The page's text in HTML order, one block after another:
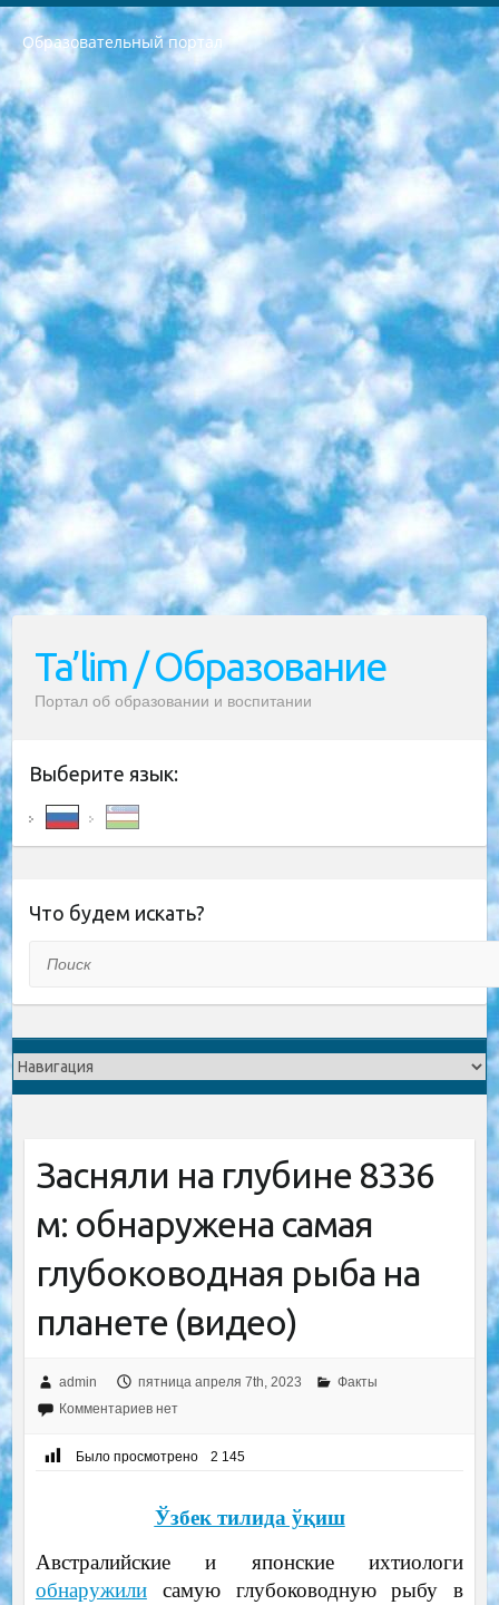
Образовательный портал
РЕСПУБЛИКА УЗБЕКИСТАН МИНИСТРЕРСТВО ДОШКОЛЬНОГО И ШКОЛЬНОГО ОБРАЗОВАНИЯ КОМАНДА в общеобразовательных учреждениях в 2023-2024 учебном году организация и проведение итоговой государственной аттестации обучающихся о Министра дошкольного и школьного образования Республики Узбекистан от 4 марта 2008 года (постановлением Минюста от 20 марта 2008 года № 1778 государственной регистрации) «Итоговое состояние учащихся общего среднего образования на основании положения об утверждении положения об аттестации общего среднего образования выпускной экзамен студентов в образовательных учреждениях в 2023-2024 учебном году В целях организации и прохождения аттестации приказываю: 1. Следующее: перечень предметов, по которым будет проводиться итоговая государственная аттестация и экзамен формы перевода согласно приложению 1; сертификаты международного образца, оценивающие уровень владения иностранными языками перечень согласно приложению 2; 2. Педагогический при специализированных образовательных учреждениях. научно-практический центр квалификации и международной оценки (Д.Давидова) 2024 г. До 25 марта: задания по предметам, по которым будет проводиться итоговая аттестация разработка и утверждение технических условий; итоговая аттестация на основании разработанного предметного задания разработка вопросов по предметам (устно и письменно), экзамен передача; общеобразовательные средние школы и специальные учебные заведения учащиеся выпускных классов школ и интернатов в агентской системе подготовка базы данных экзаменационных материалов и критериев оценки; перевод базы экзаменационных материалов на все языки обучения подать в Республиканский образовательный центр для изготовления; варианты экзаменов на основе разработанных контрольных материалов пусть будут поставлены задачи формирования. 3. Республиканский образовательный центр (Ш.Худайкулов) до 5 апреля 2024 года. до: база данных предоставленных экзаменационных материалов на все языки обучения перевод и экспертиза; для слепых, слабовидящих, глухих, слабослышащих и умственно отсталых детей учащиеся выпускных классов специализированных школ и школ-интернатов база данных экзаменационных материалов на всех преподаваемых языках подготовка критериев оценки; специализированные школы для умственно отсталых детей и технологии для учащихся выпускных классов школ-интернатов разработка соответствующих рекомендаций и критериев проведения ЕГЭ по естествознанию давать задания. 4. Педагогический при специализированных образовательных учреждениях. Научно-практический центр навыков и международной оценки (Д.Давидова), Республика образовательный центр (Худайкулов Ш.) итоговый государственный аттестационный экзамен ориентирован на творческое и логическое мышление при подготовке базы материалов учитывать введение заданий. 5. Следует отметить, что: сертификат государственного образца о знании общеобразовательного предмета и как минимум национальный уровень B1 по предметам на иностранных языках, указанным в Приложении 2. или международно признанный сертификат эквивалентного уровня студенты, изучающие определенный предмет, освобождаются от экзамена; по соответствующим предметам запланирована итоговая государственная аттестация за день до дня, путем жеребьевки Рабочей группой (в письменной форме по предметам, проводимым в форме) из числа сформированных вариантов выбрано 2 варианта; 2 выбранных варианта экзамена анонсированы на официальном сайте министерства и все выпускники по всей стране на основе этих вариантов проводит итоговую государственную аттестацию. 6. Государственное образование учащихся средних общеобразовательных учреждений. знания в соответствии с квалификационными требованиями, которые необходимо приобрести на основании стандартов итоговый (выпускной) контроль для 9 и 11 классов в целях тестирования Экзамены (далее – экзамены) состоят из предметов, перечисленных в приложении 1. будет сделано. 7. Экзамены пройдут с 26 мая по 15 июня 2024 г. (кроме науки физического воспитания). 8. Физическая для учащихся 9 классов общесредних образовательных учреждений. Экзамены по предмету «Образование, квалификация медицина» 1-6 мая 2024 года. сотрудники перевести под присмотр (с отклонениями в физическом или умственном развитии) специализированная школа для детей, школы-интернаты и со сколиозом школы-интернаты санаторного типа для больных детей исключены). 9. Он был слепым, слабовидящим и имел нарушения опорно-двигательного аппарата. экзамены в специализированных школах и интернатах для детей должны проводиться исходя из требований, предъявляемых к общеобразовательным учреждениям (физкультура кроме науки). 10. Специализированная школа для глухих и слабослышащих детей. и экзамены в интернатах и быть реализован в виде письменного теста по математике. 11. Специальность для умственно отсталых детей. Для 9 класса Родной язык и литературное письмо Государственный язык (язык обучения – узбекский). для неклассов) написано Математическое письмо Письменная/устная история Узбекистана Физическое воспитание практично Итоговый контроль Для 11 класса Написание родного языка и литературы (эссе) Математическое письмо Узбекский язык (обучение на узбекском языке) не посещающее общее среднее образование для учреждений)/Образовательное учреждение выбор письменный и устный Иностранный язык письменный/устный Письменная/устная история Узбекистана *По выбору студента:  Химия  Физика  Основы государственного права  География 10 бесплатных образовательных ресурсов - Мы составили подборку онлайн-проектов с интерактивными упражнениями, видеолекциями и статьями. Они помогут вам обрести новые и освежить старые знания бесплатно. 1. «ИНТУИТ» Старейшая образовательная площадка Рунета. Здесь вы найдёте сотни текстовых и видеокурсов на десятки различных тем — от программирования до психологии. Многие курсы подготовлены российскими университетами и крупными международными компаниями вроде Intel и Microsoft. Самостоятельное обучение бесплатное, но желающие могут оплатить услуги персональных наставников. 2. «Смартия» знакомит с актуальными профессиями и подсказывает, как им обучаться. Выбрав заинтересовавшую вас специальность — SMM-специалист, фотограф, веб-дизайнер или другую, — увидите список необходимых для неё умений. Чтобы вы могли освоить их самостоятельно, для каждого умения площадка отображает подборку ссылок на учебные материалы. Хотя «Смартия» ориентируется на русскоязычную аудиторию, часть контента всё же доступна только на английском. 3. «Лекторий Физтеха» Проект Московского физико-технического института (Физтеха). С его помощью вы можете смотреть онлайн серии лекций, записанные на видео в этом вузе. В числе доступных предметов — физика, биология, химия, информационные технологии и другие. К некоторым лекциям администрация ресурса прилагает готовые конспекты, которые можно скачивать в PDF-формате. 4. ITMOcourses Онлайн-площадка Санкт-Петербургского национального исследовательского университета информационных технологий, механики и оптики (ИТМО). Ресурс предоставляет свободный доступ к курсам, разработанным в этом вузе. Каталог материалов разбит на четыре категории: «Оптические системы и технологии», «Приборостроение и робототехника», «Информационные технологии» и «Биотехнологии». Курсы состоят из видеолекций, интерактивных демонстраций и заданий. 5. «КиберЛенинка» Электронная научная библиотека открытого доступа. Каталог площадки регулярно обрастает текстами статей из различных научных изданий. Сгруппированные по журналам и рубрикам публикации можно читать онлайн или скачивать целиком в PDF-формате. Проект нацелен на популяризацию науки за счёт открытого доступа к качественной информации. 6. «ПостНаука» На этом ресурсе публикуют подборки видеолекций, составленные экспертами из разных отраслей и объединённые общими темами. Среди них, к примеру, есть серии «Биоинформатика и геномика», «Культура средневековой Скандинавии» и Cinema Studies о теории кино. Каждая подборка лекций — логически связанная история, рассказанная экспертом от первого лица. Кроме того, на сайте появляются научно-образовательные статьи и тесты на разные темы. 7. «Newочём» Команда проекта «Newочём» отбирает самые интересные тексты из англоязычных СМИ и переводит те из них, за которые голосуют участники сообщества «ВКонтакте». По большей части это научно-популярные статьи. Редакторы придумывают лишь заголовки, в остальном содержание переводов соответствует оригиналам. Полные тексты можно читать прямо в социальной сети. 8. InternetUrok Онлайн-база материалов по основным дисциплинам школьной программы. Информация на сайте структурирована по классам, предметам и темам (урокам). Каждый урок состоит из видеолекций и конспектов. Есть также интерактивные тренажёры и тесты для закрепления пройденного материала. Даже если вы давно окончили школу, возможность повторить программу старших классов всегда может пригодиться. 9. Edutainme Ещё один ресурс об образовании. В отличие от Newtonew, как мне кажется, Edutainme больше ориентируется на представителей индустрии: педагогов, предпринимателей, разработчиков образовательных проектов. Но и любой, кто просто стремится к саморазвитию, найдёт на сайте много полезного и интересного для себя. Например, информацию о новых курсах и образовательных сервисах. 10. Newtonew Онлайн-медиа об образовании и обучении в широком смысле. Авторы Newtonew пишут об инструментах, заведениях, тактиках и стратегиях, которые помогают учить других и получать новые знания самостоятельно. На этой площадке вы найдёте новости, обзоры, аналитические мат
Ta’lim / Образование
Портал об образовании и воспитании
Выберите язык:
Что будем искать?
Засняли на глубине 8336
м: обнаружена самая
глубоководная рыба на
планете (видео)
admin пятница апреля 7th, 2023
Факты
Комментариев нет
Было просмотрено 2 145
Ўзбек тилида ўқиш
Австралийские и японские ихтиологи
обнаружилисамую глубоководную рыбу в